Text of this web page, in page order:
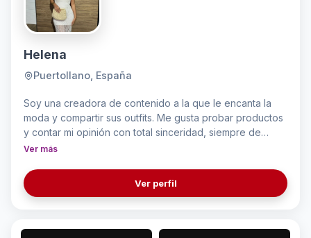
Helena
Puertollano, España
Soy una creadora de contenido a la que le encanta la
moda y compartir sus outfits. Me gusta probar productos
y contar mi opinión con total sinceridad, siempre de
forma natural y cercana. Mi contenido refleja mi día a día,
Ver más
Ver perfil